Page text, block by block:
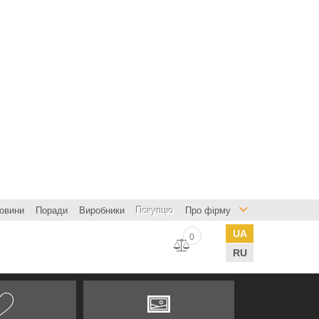
Поради Виробники Покупцю Про фірму
UA
RU
0